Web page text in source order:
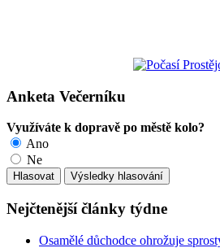
Anketa Večerníku
Využíváte k dopravě po městě kolo?
Ano
Ne
Nejčtenější články týdne
Osamělé důchodce ohrožuje